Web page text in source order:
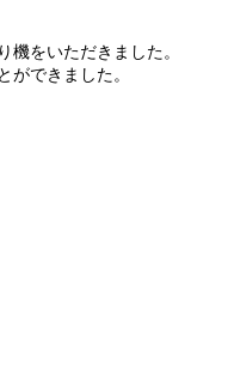
をいただきました。
できました。